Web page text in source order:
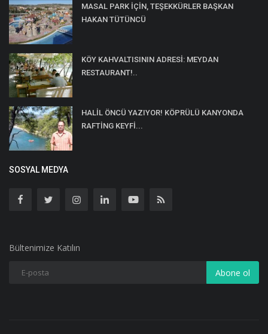
MASAL PARK İÇİN, TEŞEKKÜRLER BAŞKAN
HAKAN TÜTÜNCÜ
KÖY KAHVALTISININ ADRESİ: MEYDAN
RESTAURANT!..
HALİL ÖNCÜ YAZIYOR! KÖPRÜLÜ KANYONDA
RAFTİNG KEYFİ...
SOSYAL MEDYA
Bültenimize Katılın
Abone ol